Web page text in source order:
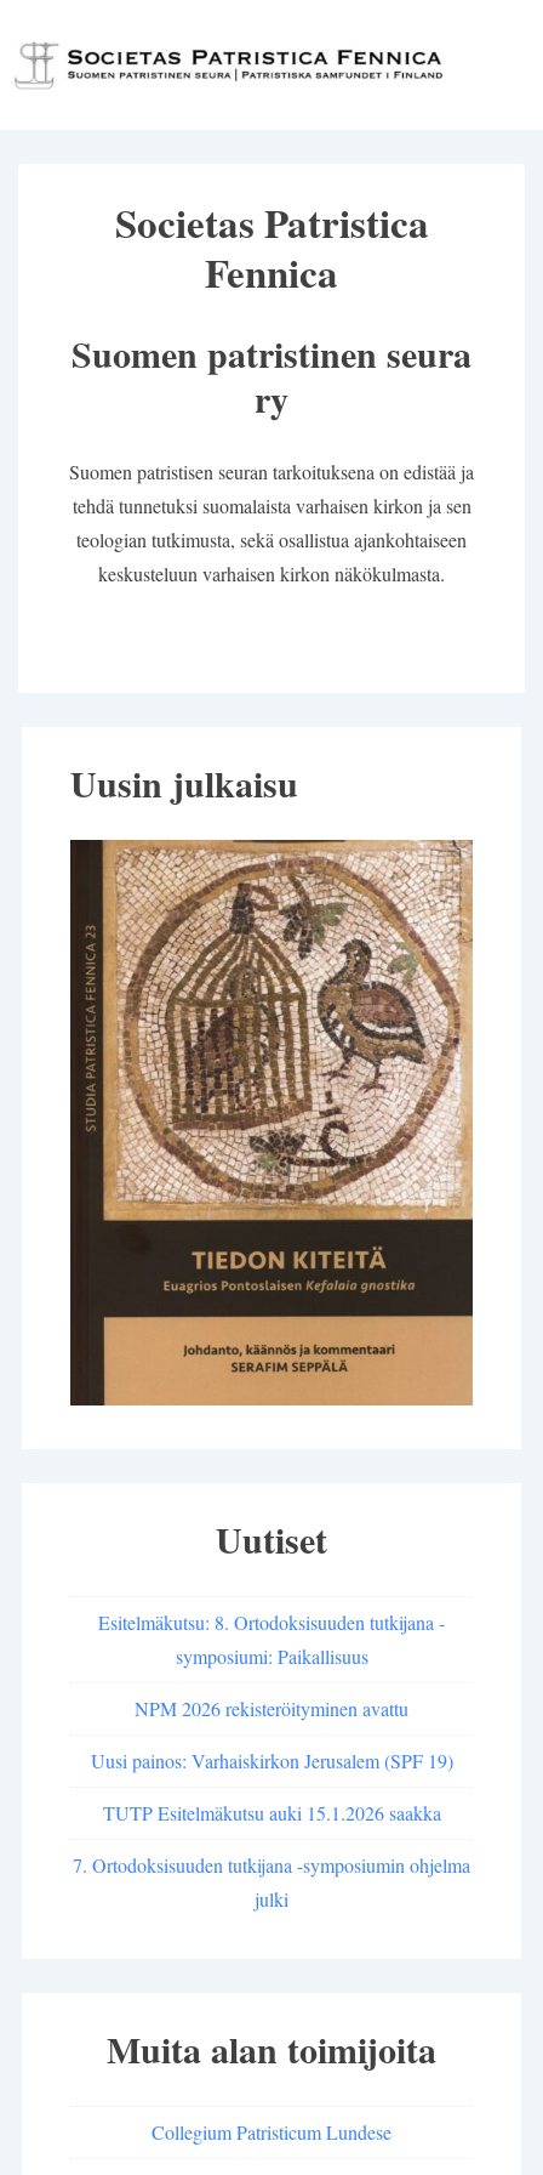
Siirry
pääsisältöön
Societas Patristica
Fennica
Suomen patristinen seura
ry
Suomen patristisen seuran tarkoituksena on edistää ja
tehdä tunnetuksi suomalaista varhaisen kirkon ja sen
teologian tutkimusta, sekä osallistua ajankohtaiseen
keskusteluun varhaisen kirkon näkökulmasta.
Uusin julkaisu
Uutiset
Esitelmäkutsu: 8. Ortodoksisuuden tutkijana -
symposiumi: Paikallisuus
NPM 2026 rekisteröityminen avattu
Uusi painos: Varhaiskirkon Jerusalem (SPF 19)
TUTP Esitelmäkutsu auki 15.1.2026 saakka
7. Ortodoksisuuden tutkijana -symposiumin ohjelma
julki
Muita alan toimijoita
Collegium Patristicum Lundese